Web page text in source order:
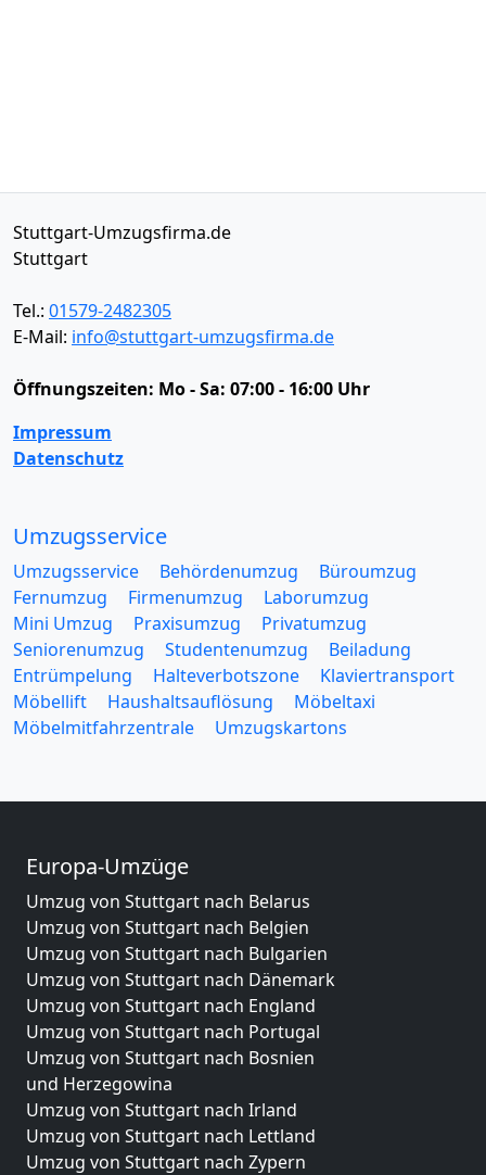
Stuttgart-Umzugsfirma.de
Stuttgart
Tel.: 01579-2482305
E-Mail: info@stuttgart-umzugsfirma.de
Öffnungszeiten: Mo - Sa: 07:00 - 16:00 Uhr
Impressum
Datenschutz
Umzugsservice
Umzugsservice Behördenumzug
Büroumzug
Fernumzug
Firmenumzug
Laborumzug
Mini Umzug
Praxisumzug
Privatumzug
Seniorenumzug
Studentenumzug
Beiladung
Entrümpelung
Halteverbotszone
Klaviertransport
Möbellift
Haushaltsauflösung
Möbeltaxi
Möbelmitfahrzentrale
Umzugskartons
Europa-Umzüge
Umzug von Stuttgart nach Belarus
Umzug von Stuttgart nach Belgien
Umzug von Stuttgart nach Bulgarien
Umzug von Stuttgart nach Dänemark
Umzug von Stuttgart nach England
Umzug von Stuttgart nach Portugal
Umzug von Stuttgart nach Bosnien
und Herzegowina
Umzug von Stuttgart nach Irland
Umzug von Stuttgart nach Lettland
Umzug von Stuttgart nach Zypern